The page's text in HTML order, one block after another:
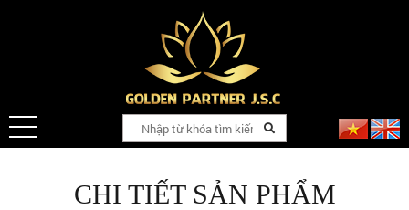
CHI TIẾT SẢN PHẨM